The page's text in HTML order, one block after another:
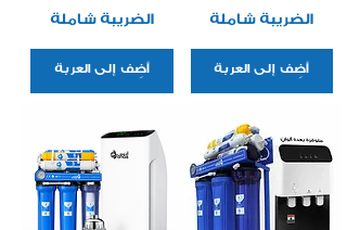
الضريبة شاملة
أضِف إلى العربة
الضريبة شاملة
أضِف إلى العربة